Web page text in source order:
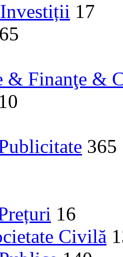
17
& Finanţe &
10
365
16
Civilă